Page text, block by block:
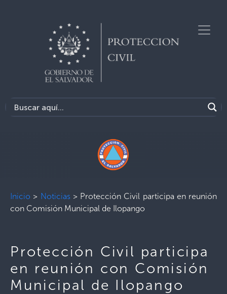
Inicio > Noticias> Protección Civil participa en reunión
con Comisión Municipal de Ilopango
Protección Civil participa
en reunión con Comisión
Municipal de Ilopango